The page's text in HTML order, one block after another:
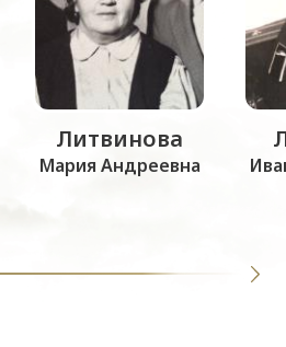
Литвинова
Мария Андреевна